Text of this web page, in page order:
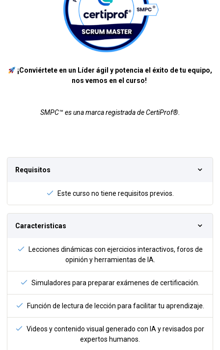
¡Conviértete en un Líder ágil y potencia el éxito de tu equipo,
nos vemos en el curso!
SMPC™ es una marca registrada de CertiProf®.
Requisitos
Este curso no tiene requisitos previos.
Caracteristicas
Lecciones dinámicas con ejercicios interactivos, foros de
opinión y herramientas de IA.
Simuladores para preparar exámenes de certificación.
Función de lectura de lección para facilitar tu aprendizaje.
Videos y contenido visual generado con IA y revisados por
expertos humanos.